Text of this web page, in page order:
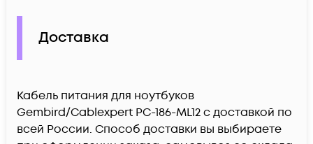
Доставка
Кабель питания для ноутбуков
Gembird/Cablexpert PC-186-ML12 c доставкой по
всей России. Способ доставки вы выбираете